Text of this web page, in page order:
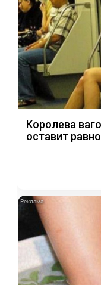
Королева
оставит